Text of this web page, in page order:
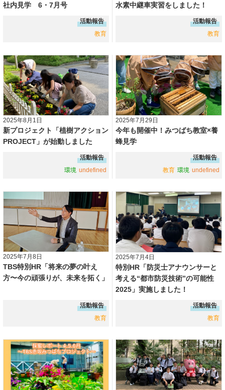
社内見学 6・7月号
活動報告
教育
水素中継車実習をしました！
活動報告
教育
2025年8月1日
新プロジェクト「植樹アクション
PROJECT」が始動しました
活動報告
環境 undefined
2025年7月29日
今年も開催中！みつばち教室×養
蜂見学
活動報告
教育 環境 undefined
2025年7月8日
TBS特別HR「将来の夢の叶え
方〜今の頑張りが、未来を拓く」
活動報告
教育
2025年7月4日
特別HR「防災士アナウンサーと
考える“都市防災技術”の可能性
2025」実施しました！
活動報告
教育